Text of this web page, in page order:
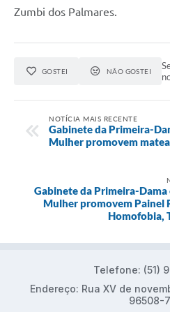
Zumbi dos Palmares.
GOSTEI NÃO GOSTEI
NOTÍCIA MAIS RECENTE
Gabinete da Primeira-
Mulher promovem
Gabinete da Primeira-
Mulher promovem Painel
Homofobia,
Telefone: (51)
Endereço: Rua XV de
96508-